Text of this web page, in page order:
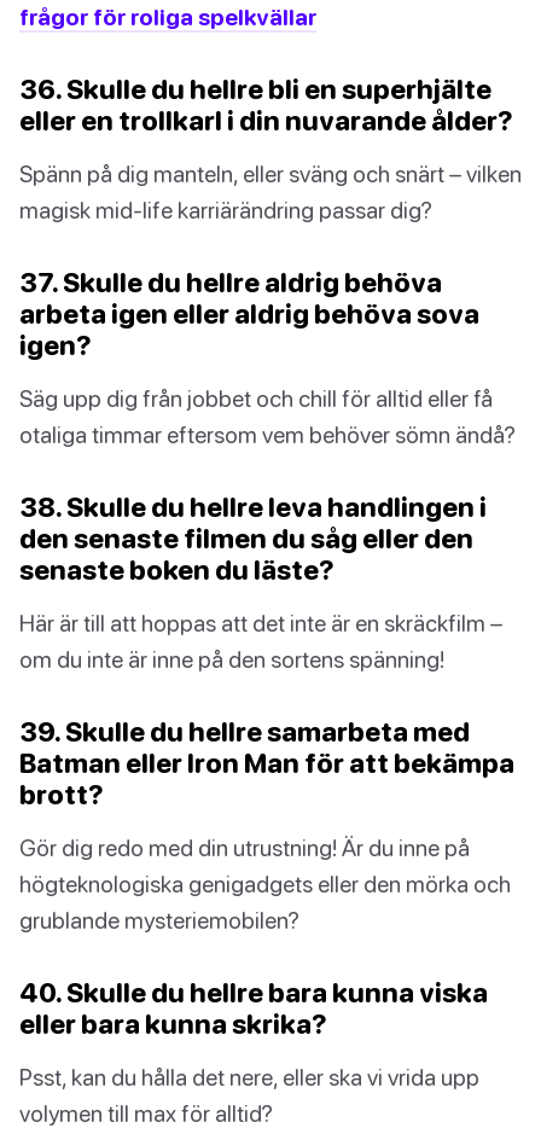
frågor för roliga spelkvällar
36. Skulle du hellre bli en superhjälte
eller en trollkarl i din nuvarande ålder?
Spänn på dig manteln, eller sväng och snärt – vilken
magisk mid-life karriärändring passar dig?
37. Skulle du hellre aldrig behöva
arbeta igen eller aldrig behöva sova
igen?
Säg upp dig från jobbet och chill för alltid eller få
otaliga timmar eftersom vem behöver sömn ändå?
38. Skulle du hellre leva handlingen i
den senaste filmen du såg eller den
senaste boken du läste?
Här är till att hoppas att det inte är en skräckfilm –
om du inte är inne på den sortens spänning!
39. Skulle du hellre samarbeta med
Batman eller Iron Man för att bekämpa
brott?
Gör dig redo med din utrustning! Är du inne på
högteknologiska genigadgets eller den mörka och
grublande mysteriemobilen?
40. Skulle du hellre bara kunna viska
eller bara kunna skrika?
Psst, kan du hålla det nere, eller ska vi vrida upp
volymen till max för alltid?